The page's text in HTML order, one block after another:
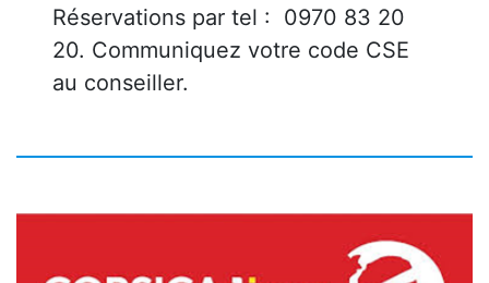
Réservations par tel : 0970 83 20
20. Communiquez votre code CSE
au conseiller.